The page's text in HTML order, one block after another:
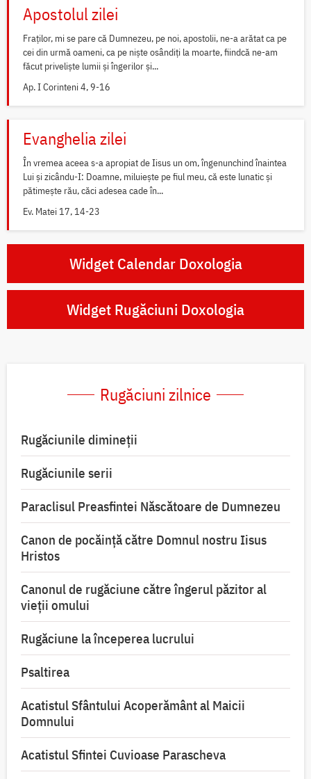
Apostolul zilei
Fraților, mi se pare că Dumnezeu, pe noi, apostolii, ne-a arătat ca pe
cei din urmă oameni, ca pe niște osândiți la moarte, fiindcă ne-am
făcut priveliște lumii și îngerilor și...
Ap. I Corinteni 4, 9-16
Evanghelia zilei
În vremea aceea s-a apropiat de Iisus un om, îngenunchind înaintea
Lui și zicându-I: Doamne, miluiește pe fiul meu, că este lunatic și
pătimește rău, căci adesea cade în...
Ev. Matei 17, 14-23
Widget Calendar Doxologia
Widget Rugăciuni Doxologia
Rugăciuni zilnice
Rugăciunile dimineții
Rugăciunile serii
Paraclisul Preasfintei Născătoare de Dumnezeu
Canon de pocăință către Domnul nostru Iisus
Hristos
Canonul de rugăciune către îngerul păzitor al
vieții omului
Rugăciune la începerea lucrului
Psaltirea
Acatistul Sfântului Acoperământ al Maicii
Domnului
Acatistul Sfintei Cuvioase Parascheva